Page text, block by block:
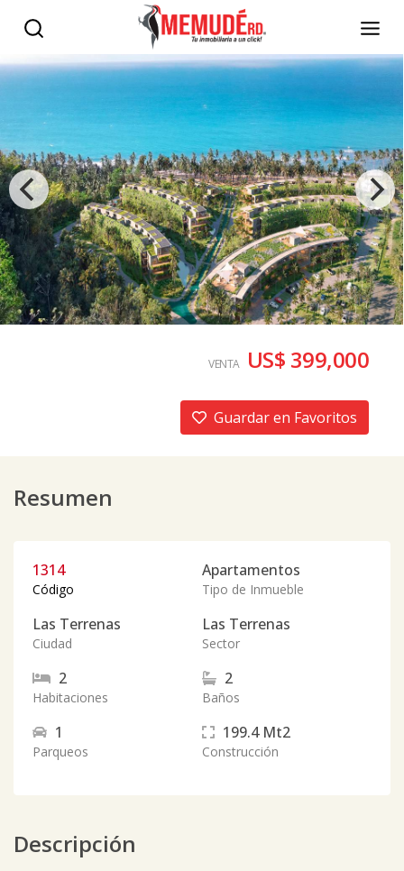
VENTA US$ 399,000
Guardar en Favoritos
Resumen
1314
Código
Apartamentos
Tipo de Inmueble
Las Terrenas
Ciudad
Las Terrenas
Sector
2
Habitaciones
2
Baños
1
Parqueos
199.4 Mt2
Construcción
Descripción